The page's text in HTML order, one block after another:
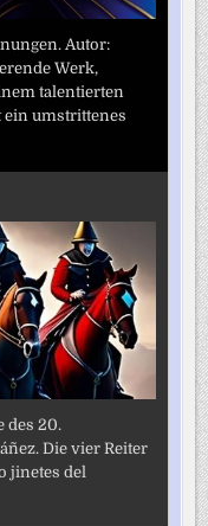
Autor:
Werk,
talentierten
umstrittenes
des 20.
Die vier Reiter
jinetes del